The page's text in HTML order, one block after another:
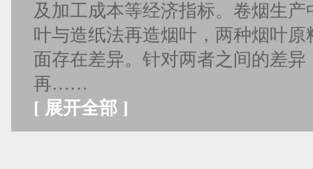
及加工成本等经济指标。卷烟生
叶与造纸法再造烟叶，两种烟叶
面存在差异。针对两者之间的差
再……
[ 展开全部 ]